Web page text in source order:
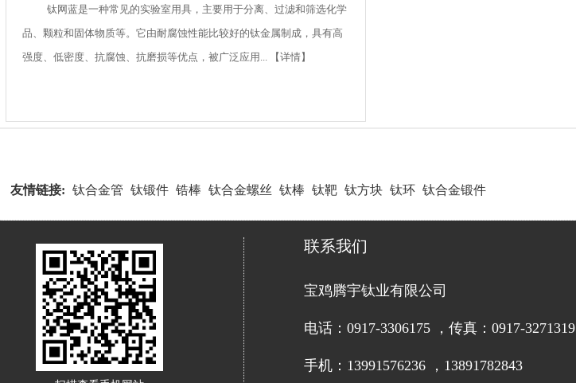
钛网蓝是一种常见的实验室用具，主要用于分离、过滤和筛选化学
品、颗粒和固体物质等。它由耐腐蚀性能比较好的钛金属制成，具有高
强度、低密度、抗腐蚀、抗磨损等优点，被广泛应用...
【详情】
友情链接: 钛合金管 钛锻件 锆棒 钛合金螺丝 钛棒 钛靶 钛方块 钛环 钛合金锻件
联系我们
宝鸡腾宇钛业有限公司
电话：0917-3306175 ，传真：0917-3271319
手机：13991576236 ，13891782843